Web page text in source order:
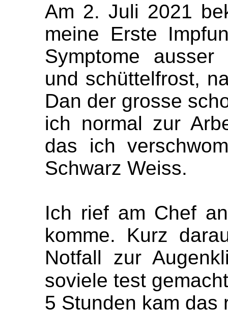
Am 2. Juli 2021
meine Erste
Symptome ausser
und schüttelfrost,
Dan der grosse
ich normal zur
das ich
Schwarz Weiss.
Ich rief am Chef
komme. Kurz
Notfall zur
soviele test
5 Stunden kam das